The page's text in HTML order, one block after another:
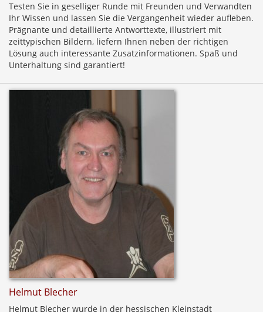
Testen Sie in geselliger Runde mit Freunden und Verwandten
Ihr Wissen und lassen Sie die Vergangenheit wieder aufleben.
Prägnante und detaillierte Antworttexte, illustriert mit
zeittypischen Bildern, liefern Ihnen neben der richtigen
Lösung auch interessante Zusatzinformationen. Spaß und
Unterhaltung sind garantiert!
Helmut Blecher
Helmut Blecher wurde in der hessischen Kleinstadt